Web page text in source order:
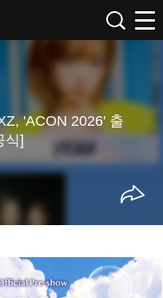
'ACON 2026' 출
식]